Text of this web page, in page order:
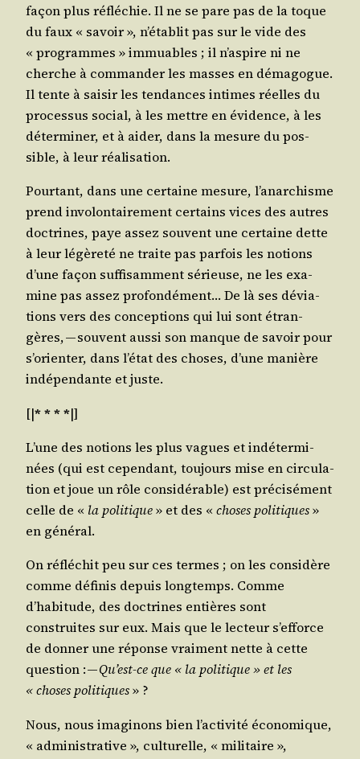
façon plus réflé­chie. Il ne se pare pas de la toque
du faux « savoir », n’établit pas sur le vide des
« pro­grammes » immuables ; il n’aspire ni ne
cherche à com­man­der les masses en déma­gogue.
Il tente à sai­sir les ten­dances intimes réelles du
pro­ces­sus social, à les mettre en évi­dence, à les
déter­mi­ner, et à aider, dans la mesure du pos­
sible, à leur réalisation.
Pour­tant, dans une cer­taine mesure, l’anarchisme
prend invo­lon­tai­re­ment cer­tains vices des autres
doc­trines, paye assez sou­vent une cer­taine dette
à leur légè­re­té ne traite pas par­fois les notions
d’une façon suf­fi­sam­ment sérieuse, ne les exa­
mine pas assez pro­fon­dé­ment… De là ses dévia­
tions vers des concep­tions qui lui sont étran­
gères, — sou­vent aus­si son manque de savoir pour
s’orienter, dans l’état des choses, d’une manière
indé­pen­dante et juste.
[|* * * *|]
L’une des notions les plus vagues et indé­ter­mi­
nées (qui est cepen­dant, tou­jours mise en cir­cu­la­
tion et joue un rôle consi­dé­rable) est pré­ci­sé­ment
celle de « la poli­tique» et des « choses poli­tiques»
en général.
On réflé­chit peu sur ces termes ; on les consi­dère
comme défi­nis depuis long­temps. Comme
d’habitude, des doc­trines entières sont
construites sur eux. Mais que le lec­teur s’efforce
de don­ner une réponse vrai­ment nette à cette
ques­tion : —Qu’est-ce que « la poli­tique » et les
« choses poli­tiques» ?
Nous, nous ima­gi­nons bien l’activité éco­no­mique,
« admi­nis­tra­tive », cultu­relle, « mili­taire »,